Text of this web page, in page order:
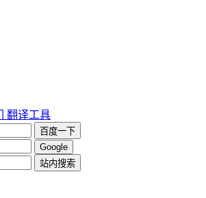
翻译工具
百度一下
Google
站内搜索